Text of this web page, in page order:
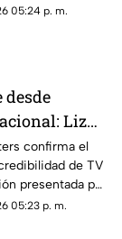
con
05:24 p. m.
desde
Liz
estudio de
la
de TV
confirma el
de TV
presentada por
cuestionada al
05:23 p. m.